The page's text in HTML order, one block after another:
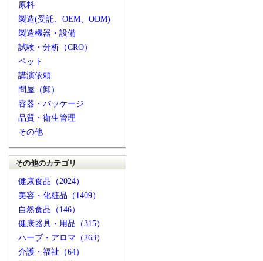
原料
製造(受託、OEM、ODM)
製造機器・設備
試験・分析（CRO）
ペット
講演依頼
問屋（卸）
容器・パッケージ
品質・衛生管理
その他
その他のカテゴリ
健康食品（2024）
美容・化粧品（1409）
自然食品（146）
健康器具・用品（315）
ハーブ・アロマ（263）
介護・福祉（64）